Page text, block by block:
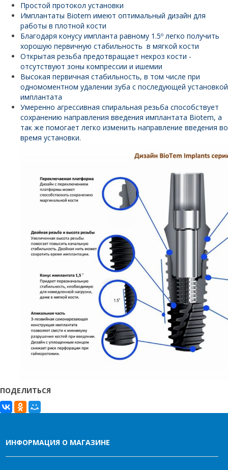
Простой протокол установки
Имплантаты Biotem имеют оптимальный дизайн для
работы в плотной кости
Благодаря конусу импланта равному 1.5º легко получить
хорошую первичную стабильность в мягкой кости
Открытая резьба предотвращает некроз кости -
отсутствуют зоны компрессии и ишемии
Высокая первичная стабильность, в том числе при
одномоментном удалении зуба с последующей установкой
имплантата
Умеренно агрессивная спиральная резьба способствует
сохранению направления введения имплантата Biotem, а
так же помогает легко изменить направление введения во
время установки.
ПОДЕЛИТЬСЯ
ИНФОРМАЦИЯ О МАГАЗИНЕ